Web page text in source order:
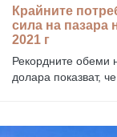
Крайните
сила на пазара
2021 г
Рекордните обеми
долара показват,